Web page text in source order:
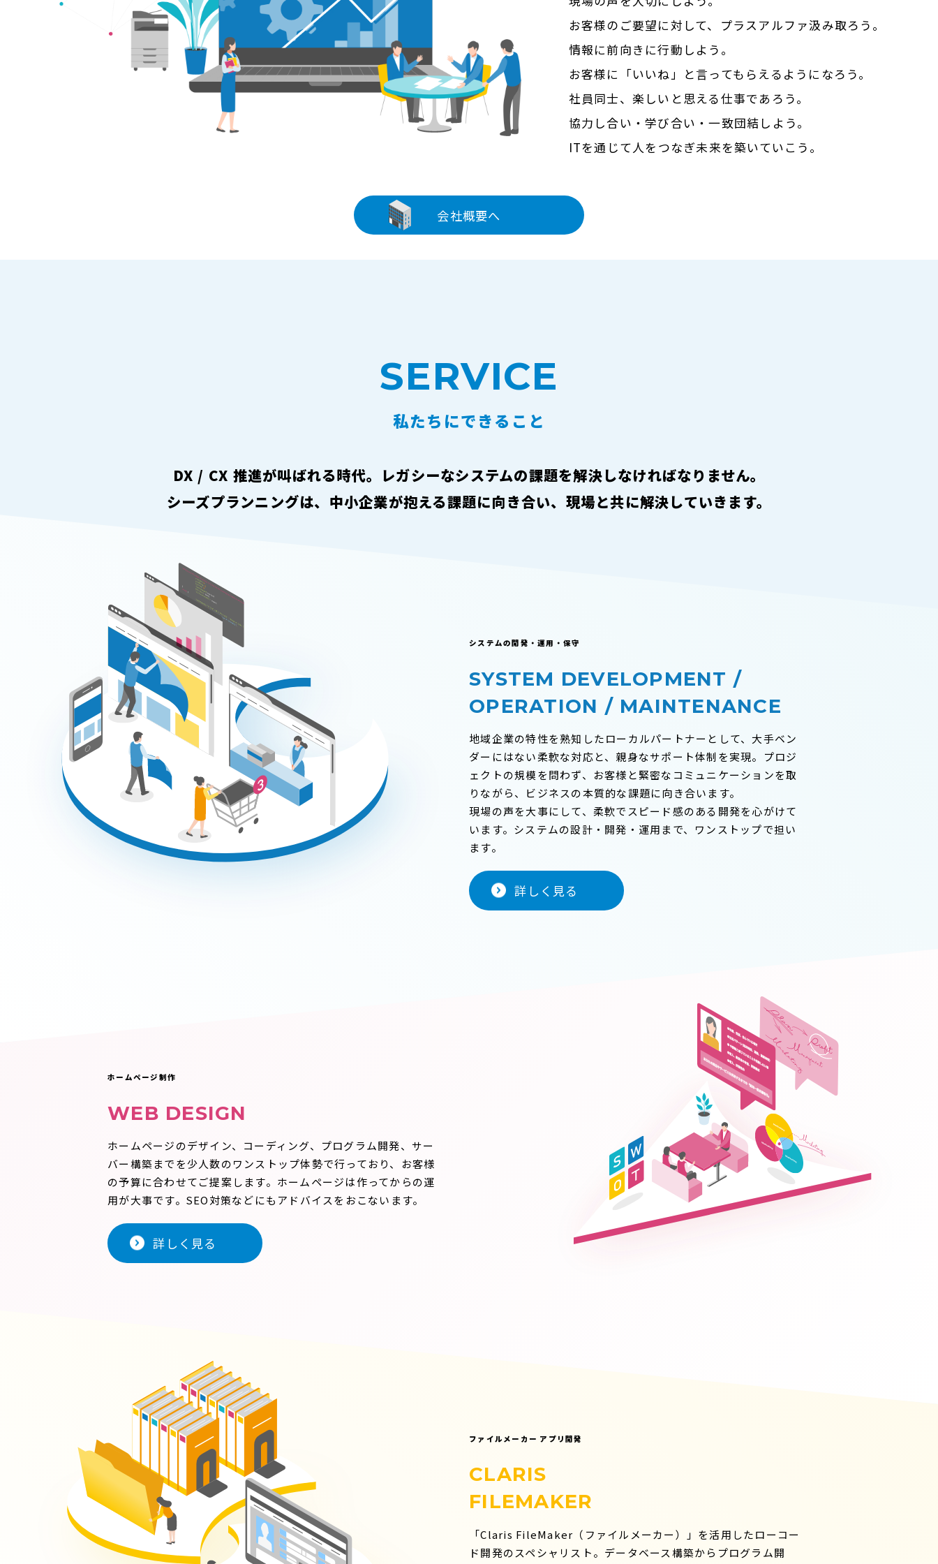
お客様のご要望に対して、 プラスアルファ汲み取ろう。
情報に前向きに行動しよう。
お客様に「いいね」と言ってもらえるようになろう。
社員同士、楽しいと思える仕事であろう。
協力し合い・学び合い・一致団結しよう。
ITを通じて人をつなぎ未来を築いていこう。
会社概要へ
SERVICE
私たちにできること
DX / CX 推進が叫ばれる時代。レガシーなシステムの課題を解決しなければなりません。
シーズプランニングは、中小企業が抱える課題に向き合い、現場と共に解決していきます。
システムの開発・運用・保守
SYSTEM DEVELOPMENT /
OPERATION / MAINTENANCE
地域企業の特性を熟知したローカルパートナーとして、大手ベン
ダーにはない柔軟な対応と、親身なサポート体制を実現。プロジ
ェクトの規模を問わず、お客様と緊密なコミュニケーションを取
りながら、ビジネスの本質的な課題に向き合います。
現場の声を大事にして、柔軟でスピード感のある開発を心がけて
います。システムの設計・開発・運用まで、ワンストップで担い
ます。
詳しく見る
ホームページ制作
WEB DESIGN
ホームページのデザイン、コーディング、プログラム開発、サー
バー構築までを少人数のワンストップ体勢で行っており、お客様
の予算に合わせてご提案します。ホームページは作ってからの運
用が大事です。SEO対策などにもアドバイスをおこないます。
詳しく見る
ファイルメーカー アプリ開発
CLARIS
FILEMAKER
「Claris FileMaker（ファイルメーカー）」を活用したローコー
ド開発のスペシャリスト。データベース構築からプログラム開